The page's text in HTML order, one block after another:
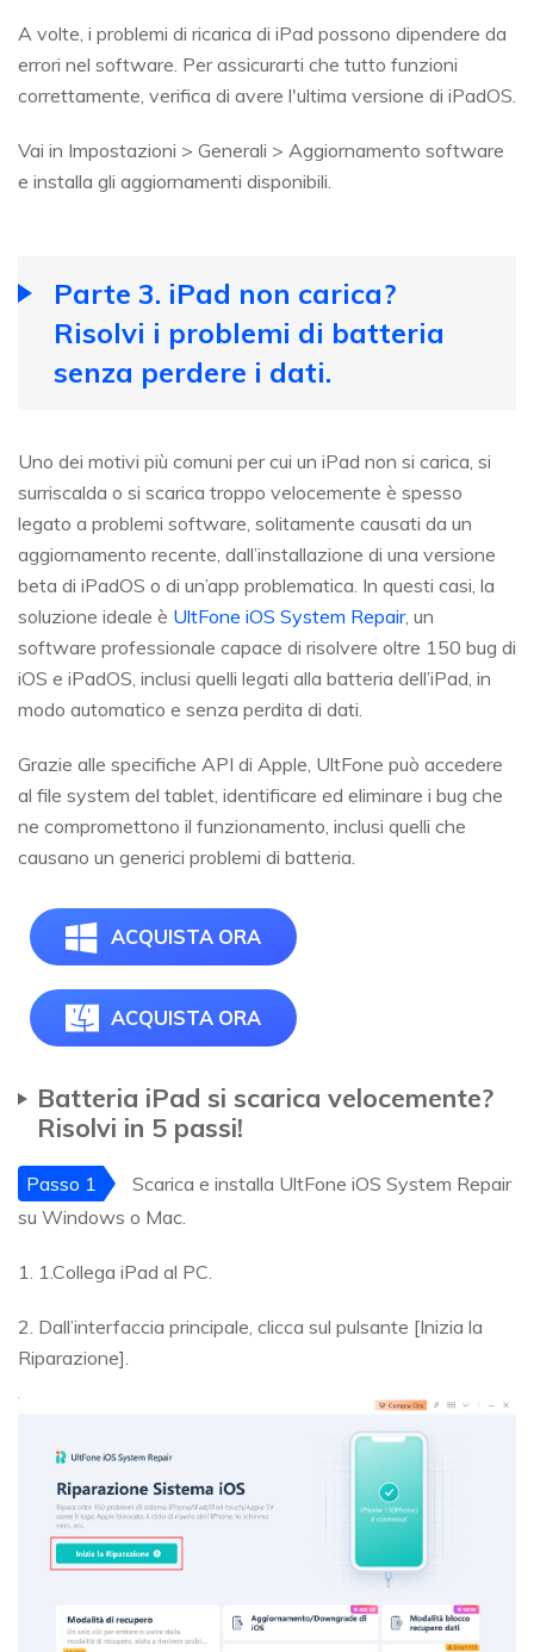
A volte, i problemi di ricarica di iPad possono dipendere da
errori nel software. Per assicurarti che tutto funzioni
correttamente, verifica di avere l'ultima versione di iPadOS.
Vai in Impostazioni > Generali > Aggiornamento software
e installa gli aggiornamenti disponibili.
Parte 3. iPad non carica?
Risolvi i problemi di batteria
senza perdere i dati.
Uno dei motivi più comuni per cui un iPad non si carica, si
surriscalda o si scarica troppo velocemente è spesso
legato a problemi software, solitamente causati da un
aggiornamento recente, dall’installazione di una versione
beta di iPadOS o di un’app problematica. In questi casi, la
soluzione ideale è UltFone iOS System Repair, un
software professionale capace di risolvere oltre 150 bug di
iOS e iPadOS, inclusi quelli legati alla batteria dell’iPad, in
modo automatico e senza perdita di dati.
Grazie alle specifiche API di Apple, UltFone può accedere
al file system del tablet, identificare ed eliminare i bug che
ne compromettono il funzionamento, inclusi quelli che
causano un generici problemi di batteria.
ACQUISTA ORA
ACQUISTA ORA
Batteria iPad si scarica velocemente?
Risolvi in 5 passi!
Passo 1
Scarica e installa UltFone iOS System Repair
su Windows o Mac.
1. 1.Collega iPad al PC.
2. Dall’interfaccia principale, clicca sul pulsante [Inizia la
Riparazione].